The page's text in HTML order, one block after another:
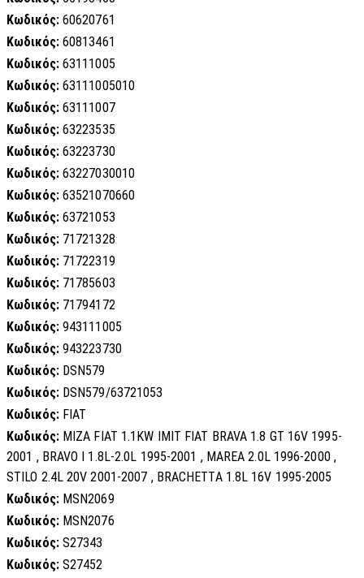
Κωδικός: 60620761
Κωδικός: 60813461
Κωδικός: 63111005
Κωδικός: 63111005010
Κωδικός: 63111007
Κωδικός: 63223535
Κωδικός: 63223730
Κωδικός: 63227030010
Κωδικός: 63521070660
Κωδικός: 63721053
Κωδικός: 71721328
Κωδικός: 71722319
Κωδικός: 71785603
Κωδικός: 71794172
Κωδικός: 943111005
Κωδικός: 943223730
Κωδικός: DSN579
Κωδικός: DSN579/63721053
Κωδικός: FIAT
Κωδικός: MIZA FIAT 1.1KW IMIT FIAT BRAVA 1.8 GT 16V 1995-
2001 , BRAVO I 1.8L-2.0L 1995-2001 , MAREA 2.0L 1996-2000 ,
STILO 2.4L 20V 2001-2007 , BRACHETTA 1.8L 16V 1995-2005
Κωδικός: MSN2069
Κωδικός: MSN2076
Κωδικός: S27343
Κωδικός: S27452